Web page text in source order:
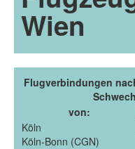
Wien
Flugverbindungen
von:
Köln
Köln-Bonn (CGN)